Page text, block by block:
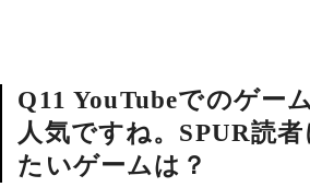
Q11 YouTubeでのゲー
人気ですね。SPUR読
たいゲームは？